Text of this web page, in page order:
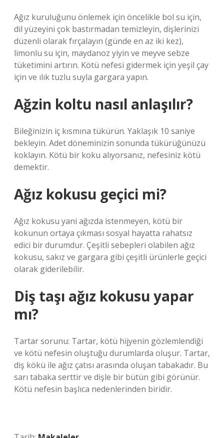
Ağız kuruluğunu önlemek için öncelikle bol su için,
dil yüzeyini çok bastırmadan temizleyin, dişlerinizi
düzenli olarak fırçalayın (günde en az iki kez),
limonlu su için, maydanoz yiyin ve meyve sebze
tüketimini artırın. Kötü nefesi gidermek için yeşil çay
için ve ılık tuzlu suyla gargara yapın.
Ağzin koltu nasıl anlaşılır?
Bileğinizin iç kısmına tükürün. Yaklaşık 10 saniye
bekleyin. Adet döneminizin sonunda tükürüğünüzü
koklayın. Kötü bir koku alıyorsanız, nefesiniz kötü
demektir.
Ağız kokusu geçici mi?
Ağız kokusu yani ağızda istenmeyen, kötü bir
kokunun ortaya çıkması sosyal hayatta rahatsız
edici bir durumdur. Çeşitli sebepleri olabilen ağız
kokusu, sakız ve gargara gibi çeşitli ürünlerle geçici
olarak giderilebilir.
Diş taşı ağız kokusu yapar
mı?
Tartar sorunu: Tartar, kötü hijyenin gözlemlendiği
ve kötü nefesin oluştuğu durumlarda oluşur. Tartar,
diş kökü ile ağız çatısı arasında oluşan tabakadır. Bu
sarı tabaka serttir ve dişle bir bütün gibi görünür.
Kötü nefesin başlıca nedenlerinden biridir.